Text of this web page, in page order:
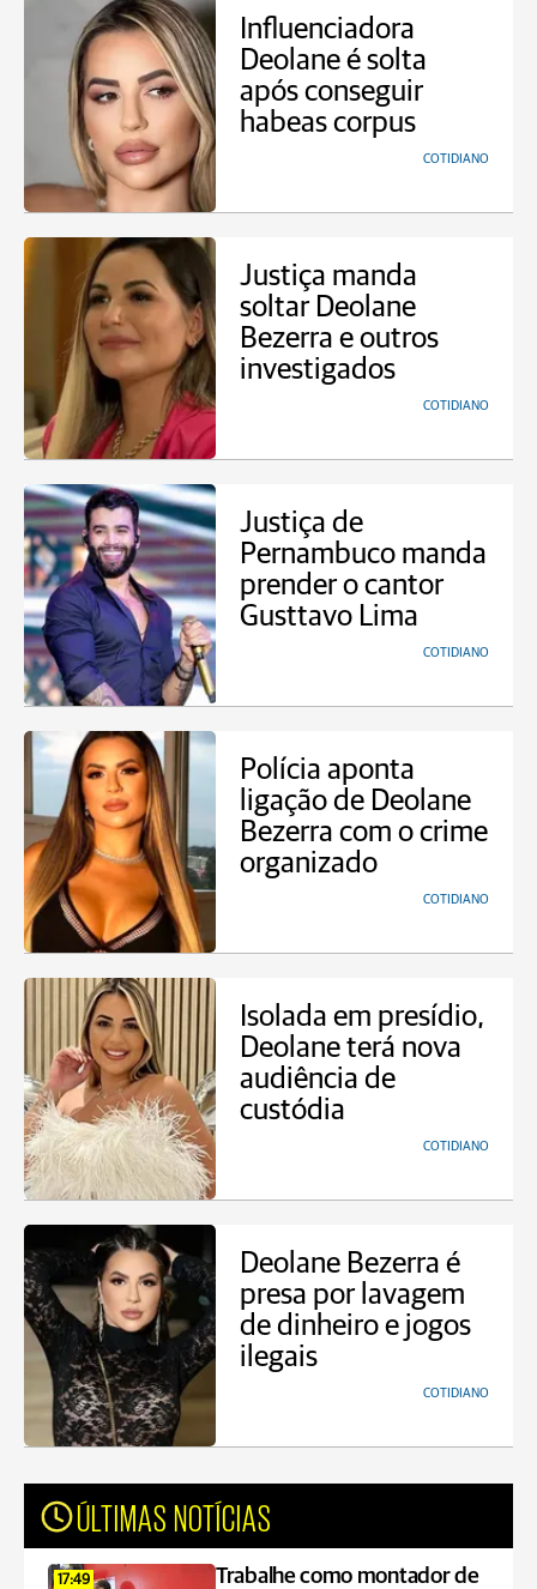
Influenciadora
Deolane é solta
após conseguir
habeas corpus
COTIDIANO
Justiça manda
soltar Deolane
Bezerra e outros
investigados
COTIDIANO
Justiça de
Pernambuco manda
prender o cantor
Gusttavo Lima
COTIDIANO
Polícia aponta
ligação de Deolane
Bezerra com o crime
organizado
COTIDIANO
Isolada em presídio,
Deolane terá nova
audiência de
custódia
COTIDIANO
Deolane Bezerra é
presa por lavagem
de dinheiro e jogos
ilegais
COTIDIANO
ÚLTIMAS NOTÍCIAS
17:49
Trabalhe como montador de